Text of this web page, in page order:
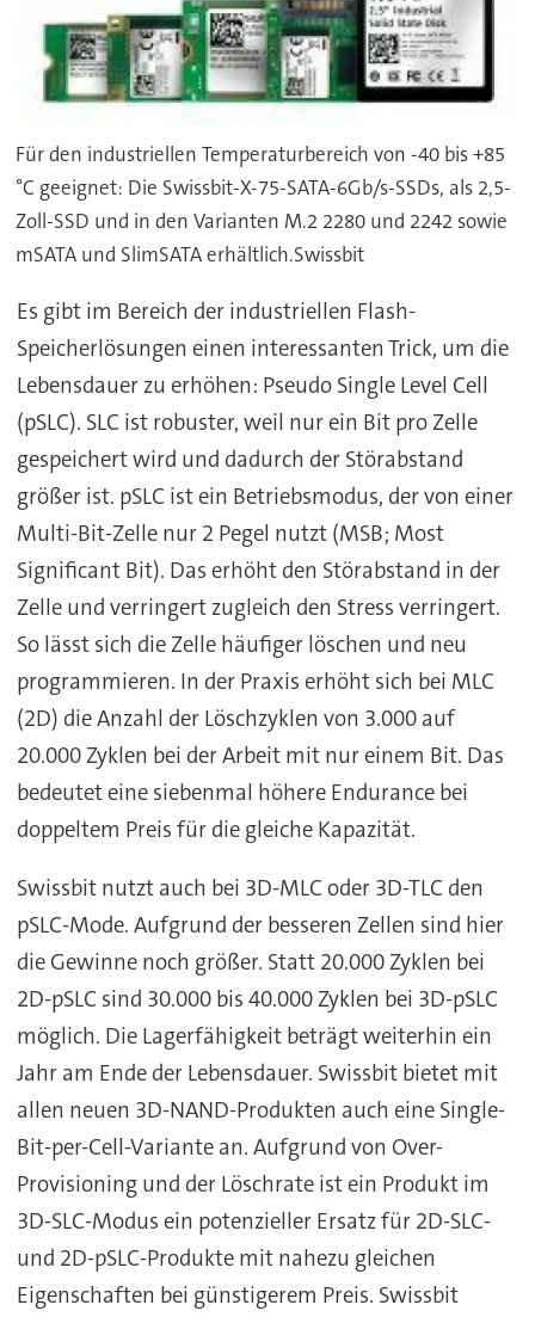
Für den industriellen Temperaturbereich von -40 bis +85
°C geeignet: Die Swissbit-X-75-SATA-6Gb/s-SSDs, als 2,5-
Zoll-SSD und in den Varianten M.2 2280 und 2242 sowie
mSATA und SlimSATA erhältlich.Swissbit
Es gibt im Bereich der industriellen Flash-
Speicherlösungen einen interessanten Trick, um die
Lebensdauer zu erhöhen: Pseudo Single Level Cell
(pSLC). SLC ist robuster, weil nur ein Bit pro Zelle
gespeichert wird und dadurch der Störabstand
größer ist. pSLC ist ein Betriebsmodus, der von einer
Multi-Bit-Zelle nur 2 Pegel nutzt (MSB; Most
Significant Bit). Das erhöht den Störabstand in der
Zelle und verringert zugleich den Stress verringert.
So lässt sich die Zelle häufiger löschen und neu
programmieren. In der Praxis erhöht sich bei MLC
(2D) die Anzahl der Löschzyklen von 3.000 auf
20.000 Zyklen bei der Arbeit mit nur einem Bit. Das
bedeutet eine siebenmal höhere Endurance bei
doppeltem Preis für die gleiche Kapazität.
Swissbit nutzt auch bei 3D-MLC oder 3D-TLC den
pSLC-Mode. Aufgrund der besseren Zellen sind hier
die Gewinne noch größer. Statt 20.000 Zyklen bei
2D-pSLC sind 30.000 bis 40.000 Zyklen bei 3D-pSLC
möglich. Die Lagerfähigkeit beträgt weiterhin ein
Jahr am Ende der Lebensdauer. Swissbit bietet mit
allen neuen 3D-NAND-Produkten auch eine Single-
Bit-per-Cell-Variante an. Aufgrund von Over-
Provisioning und der Löschrate ist ein Produkt im
3D-SLC-Modus ein potenzieller Ersatz für 2D-SLC-
und 2D-pSLC-Produkte mit nahezu gleichen
Eigenschaften bei günstigerem Preis. Swissbit